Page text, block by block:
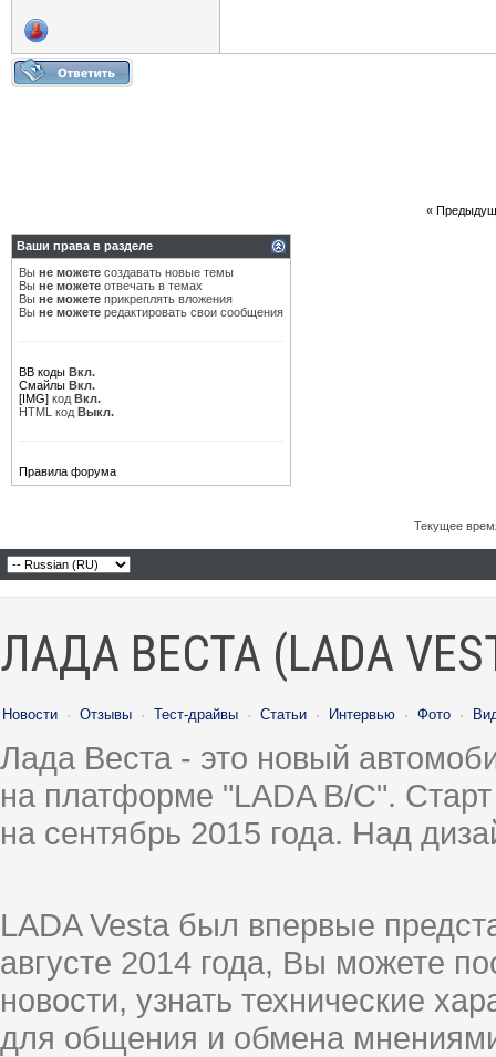
«
Ваши права в разделе
Вы не можете создавать новые темы
Вы не можете отвечать в темах
Вы не можете прикреплять вложения
Вы не можете редактировать свои сообщения
BB коды Вкл.
Смайлы Вкл.
[IMG] код Вкл.
HTML код Выкл.
Правила форума
Текущее
ЛАДА ВЕСТА (LADA
Новости · Отзывы · Тест-драйвы · Статьи · Интервью · Фото ·
Лада Веста - это новый
на платформе "LADA B/C".
на сентябрь 2015 года. Над
LADA Vesta был впервые
августе 2014 года, Вы можете
новости, узнать технические
для общения и обмена